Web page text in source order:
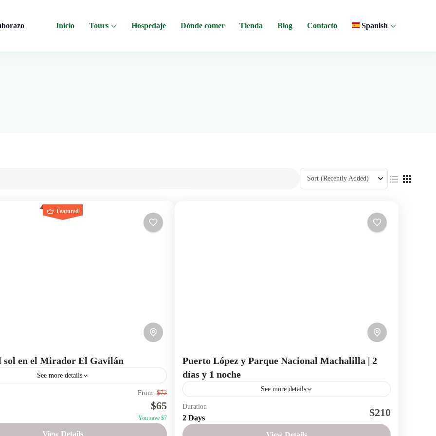
Inicio Tours Hospedaje Dónde comer Tienda Blog Contacto Spanish
Sort (Recently Added)
Featured
sol en el Mirador El Gavilán
See more details
escapadas en Ecuador
Ecuador
From $72
$65
You save $7
View Details
Puerto López y Parque Nacional Machalilla | 2
días y 1 noche
See more details
Machalilla Región Litoral
Tour Puerto López e Isla de la PlataVen a la Provincia de Manabí
Duration
2 Days $210